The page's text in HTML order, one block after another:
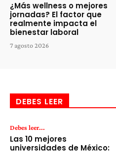
¿Más wellness o mejores
jornadas? El factor que
realmente impacta el
bienestar laboral
7 agosto 2026
DEBES LEER
Debes leer...
Las 10 mejores
universidades de México: